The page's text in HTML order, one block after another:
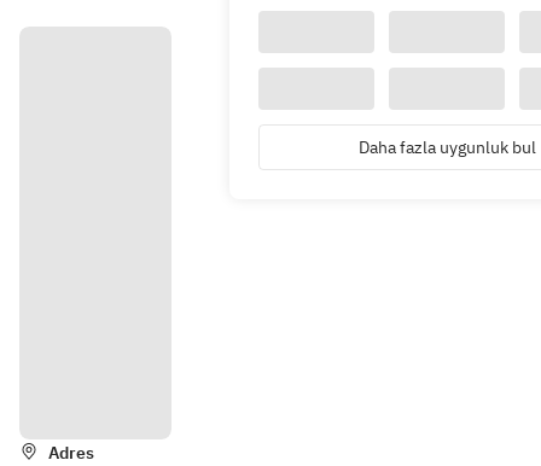
Adres
Daha fazla uygunluk bul